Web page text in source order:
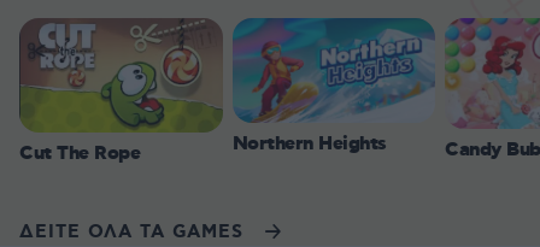
Cut The Rope Northern Heights Candy
ΔΕΙΤΕ ΟΛΑ ΤΑ GAMES